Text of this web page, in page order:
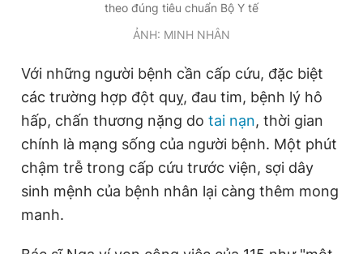
theo đúng tiêu chuẩn Bộ Y tế
ẢNH: MINH NHÂN
Với những người bệnh cần cấp cứu, đặc biệt
các trường hợp đột quỵ, đau tim, bệnh lý hô
hấp, chấn thương nặng do tai nạn, thời gian
chính là mạng sống của người bệnh. Một phút
chậm trễ trong cấp cứu trước viện, sợi dây
sinh mệnh của bệnh nhân lại càng thêm mong
manh.